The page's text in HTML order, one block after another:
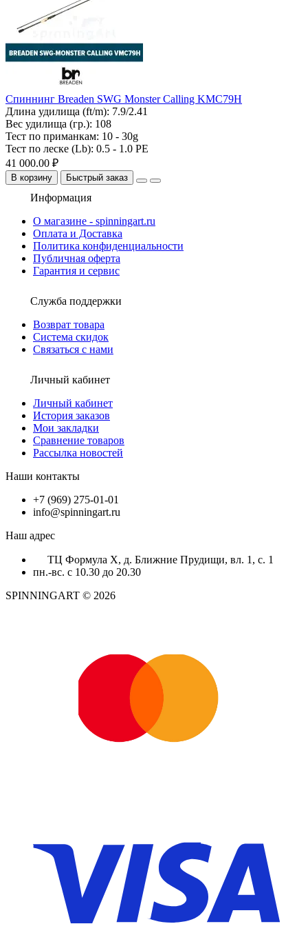
Спиннинг Breaden SWG Monster Calling KMC79H
Длина удилища (ft/m): 7.9/2.41
Вес удилища (гр.): 108
Тест по приманкам: 10 - 30g
Тест по леске (Lb): 0.5 - 1.0 PE
41 000.00 ₽
В корзину Быстрый заказ
Информация
О магазине - spinningart.ru
Оплата и Доставка
Политика конфиденциальности
Публичная оферта
Гарантия и сервис
Служба поддержки
Возврат товара
Система скидок
Связаться с нами
Личный кабинет
Личный кабинет
История заказов
Мои закладки
Сравнение товаров
Рассылка новостей
Наши контакты
+7 (969) 275-01-01
info@spinningart.ru
Наш адрес
ТЦ Формула X, д. Ближние Прудищи, вл. 1, с. 1
пн.-вс. с 10.30 до 20.30
SPINNINGART © 2026